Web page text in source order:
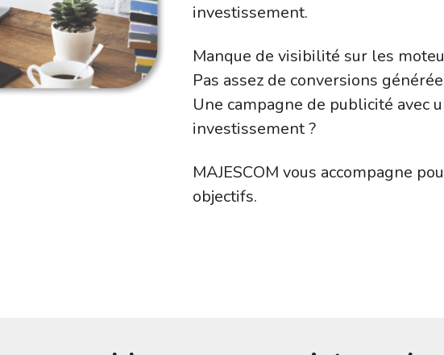
investissement.
Manque de visibilité sur les
Pas assez de conversions
Une campagne de publicité avec
investissement ?
MAJESCOM vous accompagne
objectifs.